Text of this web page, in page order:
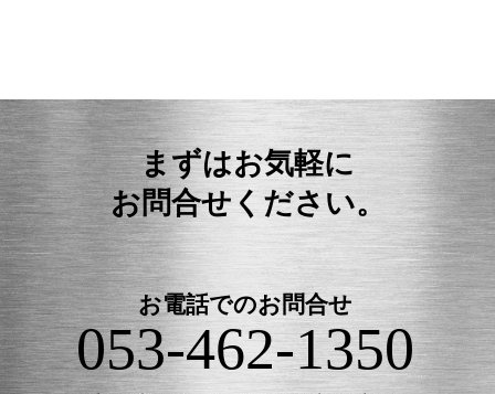
まずはお気軽に
お問合せください。
お電話でのお問合せ
053-462-1350